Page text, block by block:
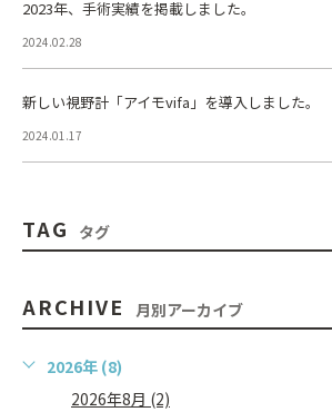
2023年、手術実績を掲載しました。
2024.02.28
新しい視野計「アイモvifa」を導入しました。
2024.01.17
TAG タグ
ARCHIVE 月別アーカイブ
2026年 (8)
2026年8月 (2)